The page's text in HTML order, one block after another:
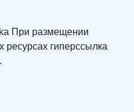
При размещении
ресурсах гиперссылка